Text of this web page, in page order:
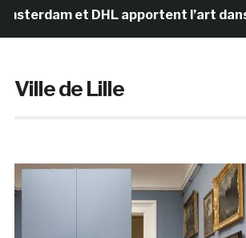
et DHL apportent l’art dans les
Ville de Lille